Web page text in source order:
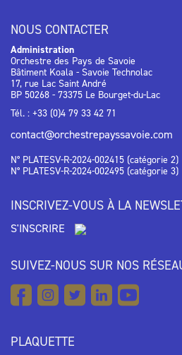
NOUS CONTACTER
Administration
Orchestre des Pays de Savoie
Bâtiment Koala - Savoie Technolac
17, rue Lac Saint André
BP 50268 - 73375 Le Bourget-du-Lac
Tél. : +33 (0)4 79 33 42 71
contact@orchestrepayssavoie.com
N° PLATESV-R-2024-002415 (catégorie 2)
N° PLATESV-R-2024-002495 (catégorie 3)
INSCRIVEZ-VOUS À LA
S'INSCRIRE
SUIVEZ-NOUS SUR NOS
PLAQUETTE